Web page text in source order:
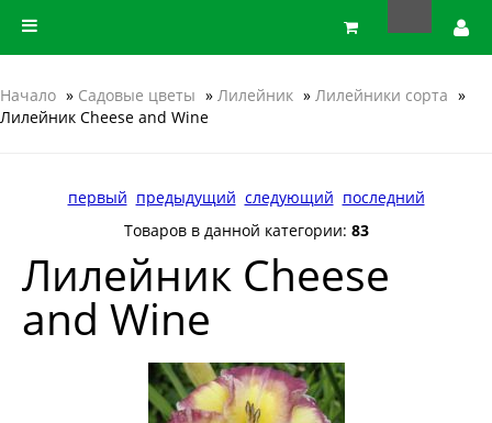
Начало » Садовые цветы » Лилейник » Лилейники сорта »
Лилейник Cheese and Wine
первый предыдущий следующий последний
Товаров в данной категории: 83
Лилейник Cheese
and Wine